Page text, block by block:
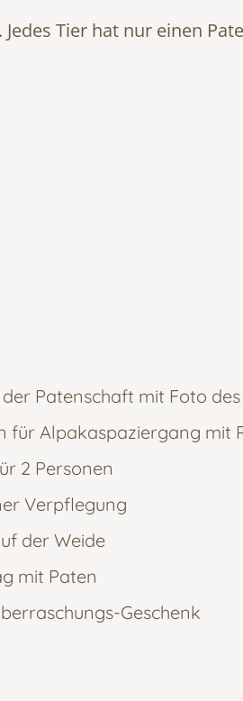
Tier hat nur einen
Patenschaft mit Foto
für Alpakaspaziergang mit
2 Personen
Verpflegung
der Weide
mit Paten
Geschenk